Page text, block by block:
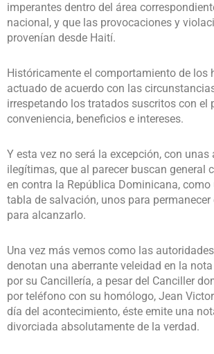
imperantes dentro del área
nacional, y que las provocaciones y
provenían desde Haití.
Históricamente el comportamiento de los
actuado de acuerdo con las
irrespetando los tratados suscritos con el
conveniencia, beneficios e intereses.
Y esta vez no será la excepción, con unas
ilegítimas, que al parecer buscan general
en contra la República Dominicana, como
tabla de salvación, unos para permanecer
para alcanzarlo.
Una vez más vemos como las
denotan una aberrante veleidad en la
por su Cancillería, a pesar del Canciller
por teléfono con su homólogo, Jean
día del acontecimiento, éste emite una
divorciada absolutamente de la verdad.